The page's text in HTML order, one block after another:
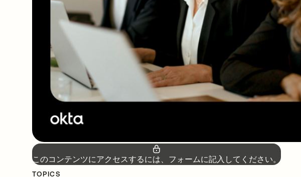
このコンテンツにアクセスするには、フォームに記入してください。
TOPICS